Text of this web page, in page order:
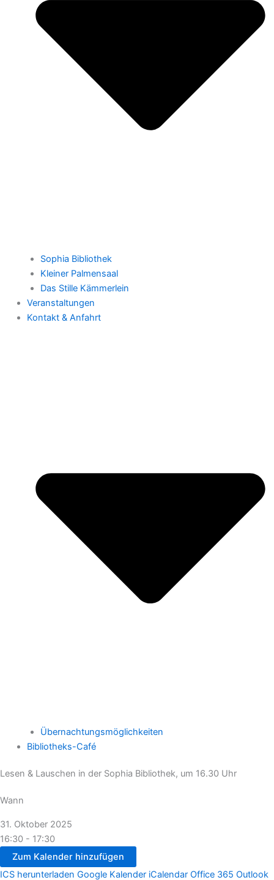
Sophia Bibliothek
Kleiner Palmensaal
Das Stille Kämmerlein
Veranstaltungen
Kontakt & Anfahrt
Übernachtungsmöglichkeiten
Bibliotheks-Café
Lesen & Lauschen in der Sophia Bibliothek, um 16.30 Uhr
Wann
31. Oktober 2025
16:30 - 17:30
Zum Kalender hinzufügen
ICS herunterladen Google Kalender iCalendar Office 365 Outlook